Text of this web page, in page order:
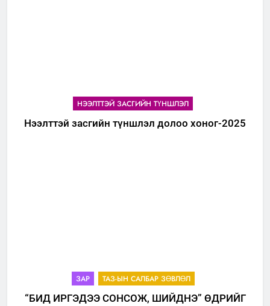
НЭЭЛТТЭЙ ЗАСГИЙН ТҮНШЛЭЛ
Нээлттэй засгийн түншлэл долоо хоног-2025
ЗАР ТАЗ-ЫН САЛБАР ЗӨВЛӨЛ
“БИД ИРГЭДЭЭ СОНСОЖ, ШИЙДНЭ” ӨДРИЙГ